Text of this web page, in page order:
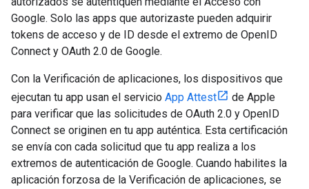
Google. Solo las apps que autorizaste pueden adquirir
tokens de acceso y de ID desde el extremo de OpenID
Connect y OAuth 2.0 de Google.
Con la Verificación de aplicaciones, los dispositivos que
ejecutan tu app usan el servicio App Attest
de Apple
para verificar que las solicitudes de OAuth 2.0 y OpenID
Connect se originen en tu app auténtica. Esta certificación
se envía con cada solicitud que tu app realiza a los
extremos de autenticación de Google. Cuando habilites la
aplicación forzosa de la Verificación de aplicaciones, se